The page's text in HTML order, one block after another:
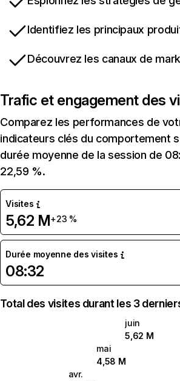
Identifiez les principaux
Découvrez les canaux de
Trafic et engagement des
Comparez les performances de
indicateurs clés du comportement
durée moyenne de la session de
22,59 %.
Visites
5,62 M+23 %
Durée moyenne des visites
08:32
Total des visites durant les 3
juin
5,62 M
mai
4,58 M
avr.